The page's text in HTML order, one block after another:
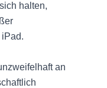
halten,
an